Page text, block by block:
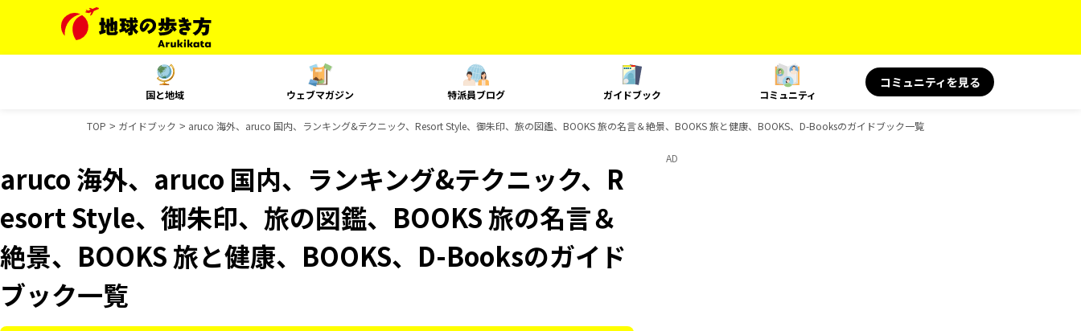
国と地域 ウェブマガジン 特派員ブログ ガイドブック コミュニティ
コミュニティを見る
TOP ガイドブック aruco 海外、aruco 国内、ランキング&テクニック、Resort Style、御朱印、旅の図鑑、BOOKS 旅の名言＆絶景、BOOKS 旅と健康、BOOKS、D-Booksのガイドブック一覧
aruco 海外、aruco 国内、ランキング&テクニック、R
esort Style、御朱印、旅の図鑑、BOOKS 旅の名言＆
絶景、BOOKS 旅と健康、BOOKS、D-Booksのガイド
ブック一覧
AD